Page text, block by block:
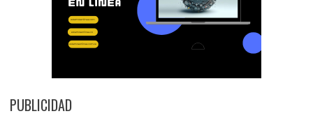
PUBLICIDAD